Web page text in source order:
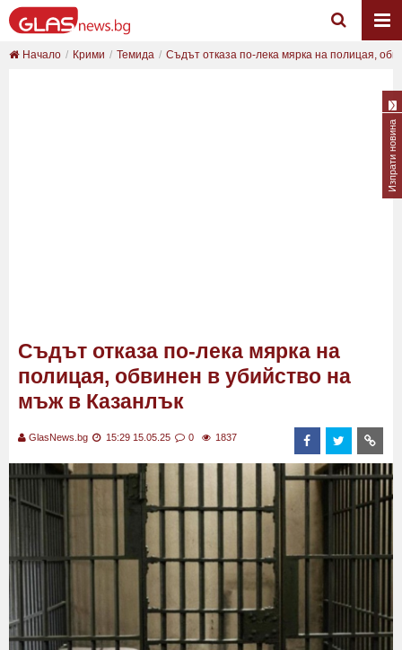
Начало Крими Темида Съдът отказа по-лека мярка на полицая,
Съдът отказа по-лека мярка на
полицая, обвинен в убийство на
мъж в Казанлък
GlasNews.bg 15:29 15.05.25 0 1837
Изпрати новина